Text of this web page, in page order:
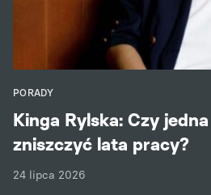
PORADY
Kinga Rylska: Czy
zniszczyć lata pracy?
24 lipca 2026